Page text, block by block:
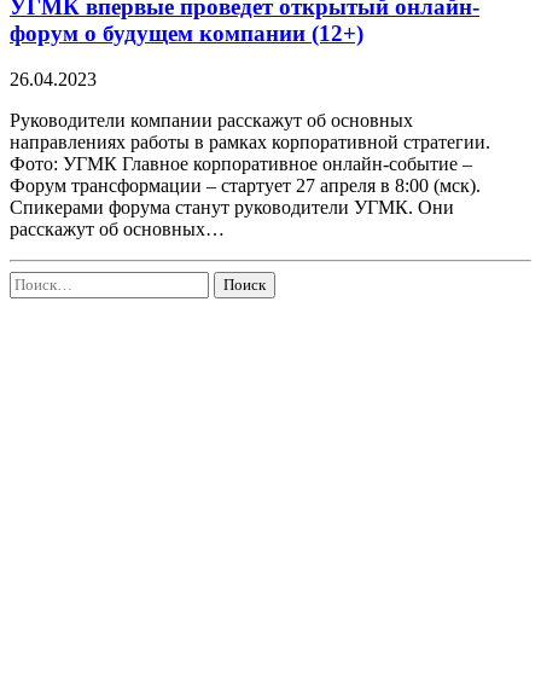
УГМК впервые проведет открытый онлайн-
форум о будущем компании (12+)
26.04.2023
Руководители компании расскажут об основных
направлениях работы в рамках корпоративной стратегии.
Фото: УГМК Главное корпоративное онлайн-событие –
Форум трансформации – стартует 27 апреля в 8:00 (мск).
Спикерами форума станут руководители УГМК. Они
расскажут об основных…
Найти: